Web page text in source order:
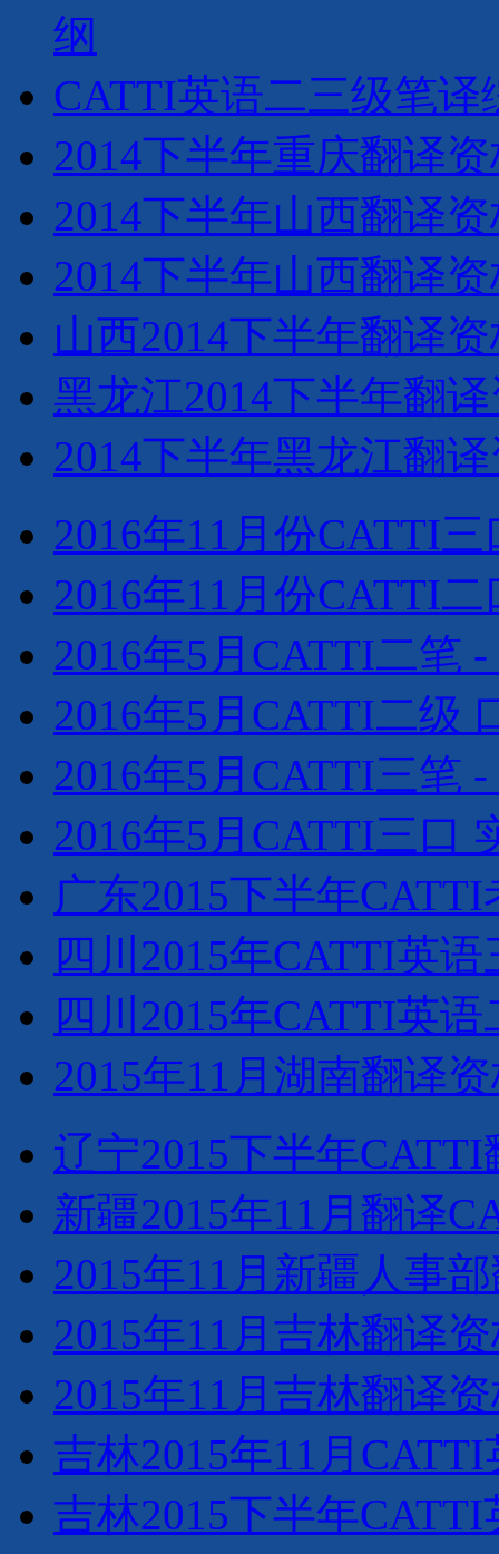
纲
CATTI英语二三级笔
2014下半年重庆翻译
2014下半年山西翻译
2014下半年山西翻译
山西2014下半年翻译
黑龙江2014下半年翻
2014下半年黑龙江翻
2016年11月份CATTI
2016年11月份CATTI
2016年5月CATTI二笔
2016年5月CATTI二级
2016年5月CATTI三笔
2016年5月CATTI三口
广东2015下半年
四川2015年CATTI英
四川2015年CATTI英
2015年11月湖南翻译
辽宁2015下半年
新疆2015年11月翻译
2015年11月新疆人事
2015年11月吉林翻译
2015年11月吉林翻译
吉林2015年11月
吉林2015下半年